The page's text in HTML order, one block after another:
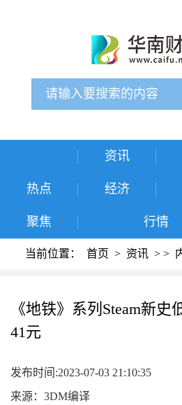
资讯
热点 经济
聚焦 行情
当前位置： 首页 > 资讯 > >
《地铁》系列Steam新
41元
发布时间:2023-07-03 21:10:35
来源：3DM编译